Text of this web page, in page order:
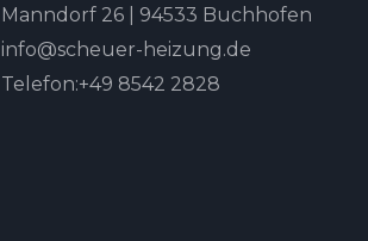
Manndorf 26 | 94533 Buchhofen
info@scheuer-heizung.de
Telefon:+49 8542 2828